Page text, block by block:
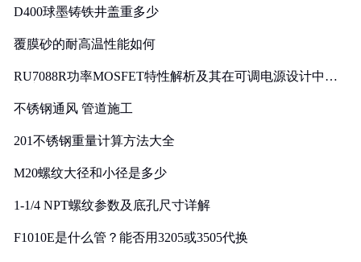
D400球墨铸铁井盖重多少
覆膜砂的耐高温性能如何
RU7088R功率MOSFET特性解析及其在可调电源设计中的
不锈钢通风 管道施工
201不锈钢重量计算方法大全
M20螺纹大径和小径是多少
1-1/4 NPT螺纹参数及底孔尺寸详解
F1010E是什么管？能否用3205或3505代换